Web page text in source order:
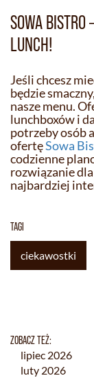
SOWA BISTRO
LUNCH!
Jeśli chcesz
będzie
nasze menu.
lunchboxów i
potrzeby osób
ofertęSowa
codzienne
rozwiązanie
najbardziej
TAGI
ciekawostki
ZOBACZ TEŻ:
lipiec 2026
luty 2026